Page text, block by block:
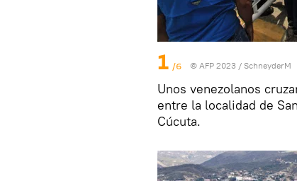
1 /6 © AFP 2023 / SchneyderM
Unos venezolanos
entre la localidad de
Cúcuta.